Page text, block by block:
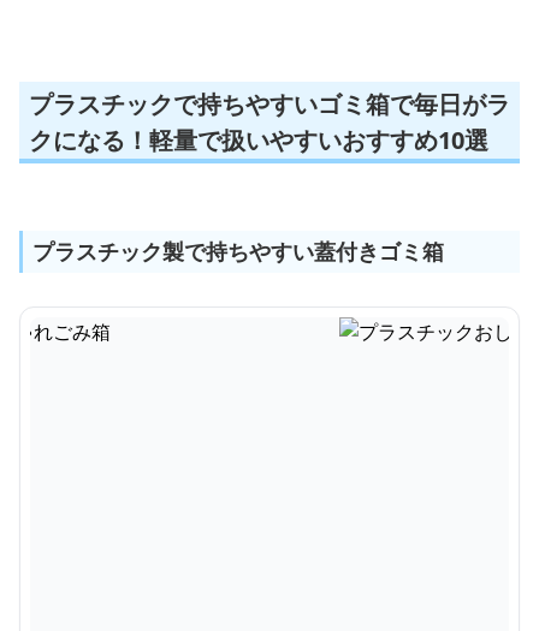
プラスチックで持ちやすいゴミ箱で毎日がラ
クになる！軽量で扱いやすいおすすめ10選
プラスチック製で持ちやすい蓋付きゴミ箱